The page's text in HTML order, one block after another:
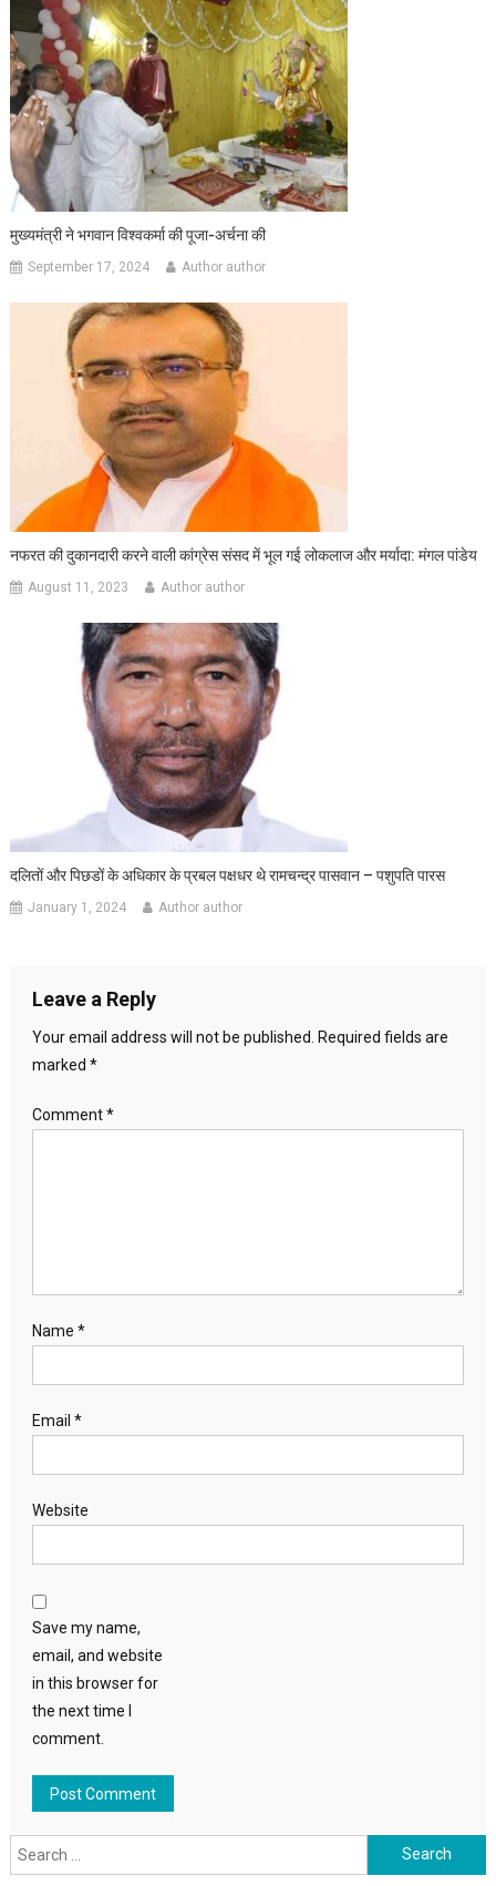
मुख्यमंत्री ने भगवान विश्वकर्मा की पूजा-अर्चना की
September 17, 2024 Author author
नफरत की दुकानदारी करने वाली कांग्रेस संसद में भूल गई लोकलाज और मर्यादा: मंगल पांडेय
August 11, 2023 Author author
दलितों और पिछडों के अधिकार के प्रबल पक्षधर थे रामचन्द्र पासवान – पशुपति पारस
January 1, 2024 Author author
Leave a Reply
Your email address will not be published.
Required fields are
marked *
Comment*
Name *
Email *
Website
Save my name,
email, and website
in this browser for
the next time I
comment.
Search
for: